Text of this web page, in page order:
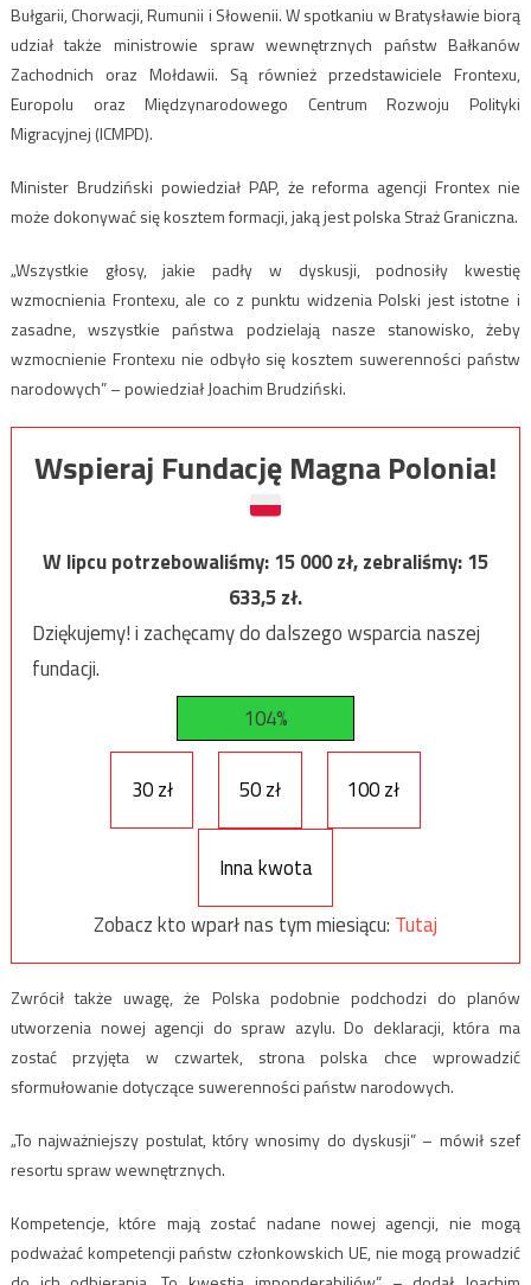
Bułgarii, Chorwacji, Rumunii i Słowenii. W spotkaniu w Bratysławie biorą
udział także ministrowie spraw wewnętrznych państw Bałkanów
Zachodnich oraz Mołdawii. Są również przedstawiciele Frontexu,
Europolu oraz Międzynarodowego Centrum Rozwoju Polityki
Migracyjnej (ICMPD).
Minister Brudziński powiedział PAP, że reforma agencji Frontex nie
może dokonywać się kosztem formacji, jaką jest polska Straż Graniczna.
„Wszystkie głosy, jakie padły w dyskusji, podnosiły kwestię
wzmocnienia Frontexu, ale co z punktu widzenia Polski jest istotne i
zasadne, wszystkie państwa podzielają nasze stanowisko, żeby
wzmocnienie Frontexu nie odbyło się kosztem suwerenności państw
narodowych” – powiedział Joachim Brudziński.
Wspieraj Fundację Magna Polonia!
W lipcu potrzebowaliśmy:15 000zł, zebraliśmy:15
633,5zł.
Dziękujemy! i zachęcamy do dalszego wsparcia naszej
fundacji.
104%
30 zł 50 zł 100 zł
Inna kwota
Zobacz kto wparł nas tym miesiącu: Tutaj
Zwrócił także uwagę, że Polska podobnie podchodzi do planów
utworzenia nowej agencji do spraw azylu. Do deklaracji, która ma
zostać przyjęta w czwartek, strona polska chce wprowadzić
sformułowanie dotyczące suwerenności państw narodowych.
„To najważniejszy postulat, który wnosimy do dyskusji” – mówił szef
resortu spraw wewnętrznych.
Kompetencje, które mają zostać nadane nowej agencji, nie mogą
podważać kompetencji państw członkowskich UE, nie mogą prowadzić